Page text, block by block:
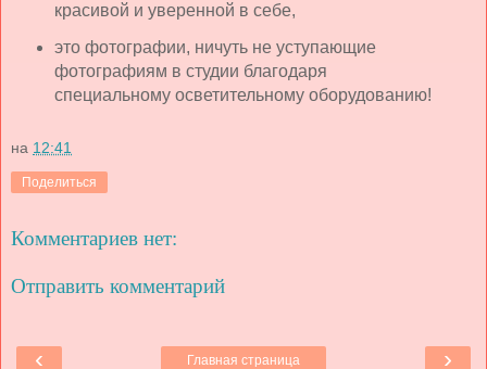
красивой и уверенной в себе,
это фотографии, ничуть не уступающие
фотографиям в студии благодаря
специальному осветительному оборудованию!
на 12:41
Поделиться
Комментариев нет:
Отправить комментарий
‹ ›
Главная страница